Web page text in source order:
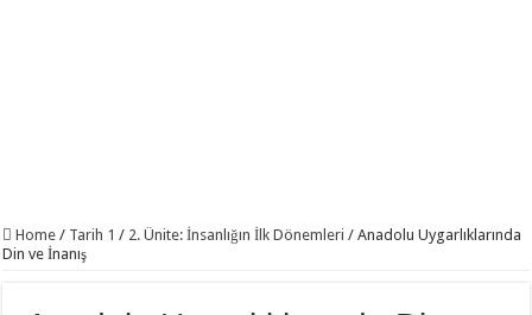
Home / Tarih 1 / 2. Ünite: İnsanlığın İlk Dönemleri / Anadolu Uygarlıklarında
Din ve İnanış